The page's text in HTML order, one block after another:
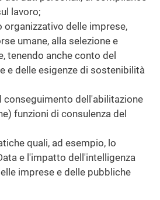
lavoro;
organizzativo delle imprese,
umane, alla selezione e
tenendo anche conto del
e delle esigenze di sostenibilità
conseguimento dell'abilitazione
funzioni di consulenza del
quali, ad esempio, lo
e l'impatto dell'intelligenza
imprese e delle pubbliche